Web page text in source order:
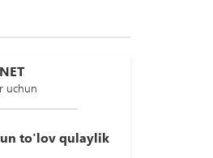
uchun
to'lov qulaylik